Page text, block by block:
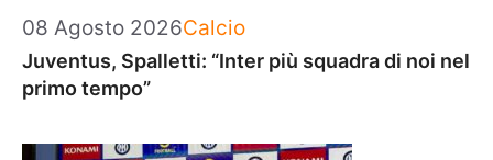
08 Agosto 2026Categorie
Calcio
Juventus, Spalletti: “Inter più squadra di noi nel
primo tempo”